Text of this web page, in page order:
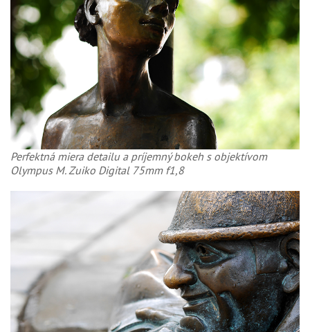
Perfektná miera detailu a príjemný bokeh s objektívom
Olympus M. Zuiko Digital 75mm f1,8